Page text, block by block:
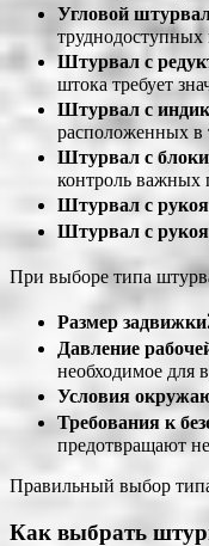
Угловой
труднодоступных
Штурвал с
штока требует
Штурвал с
расположенных в
Штурвал с
контроль важных
Штурвал с
Штурвал с
При выборе типа
Размер
Давление
необходимое для
Условия
Требования к
предотвращают
Правильный выбор
Как выбрать